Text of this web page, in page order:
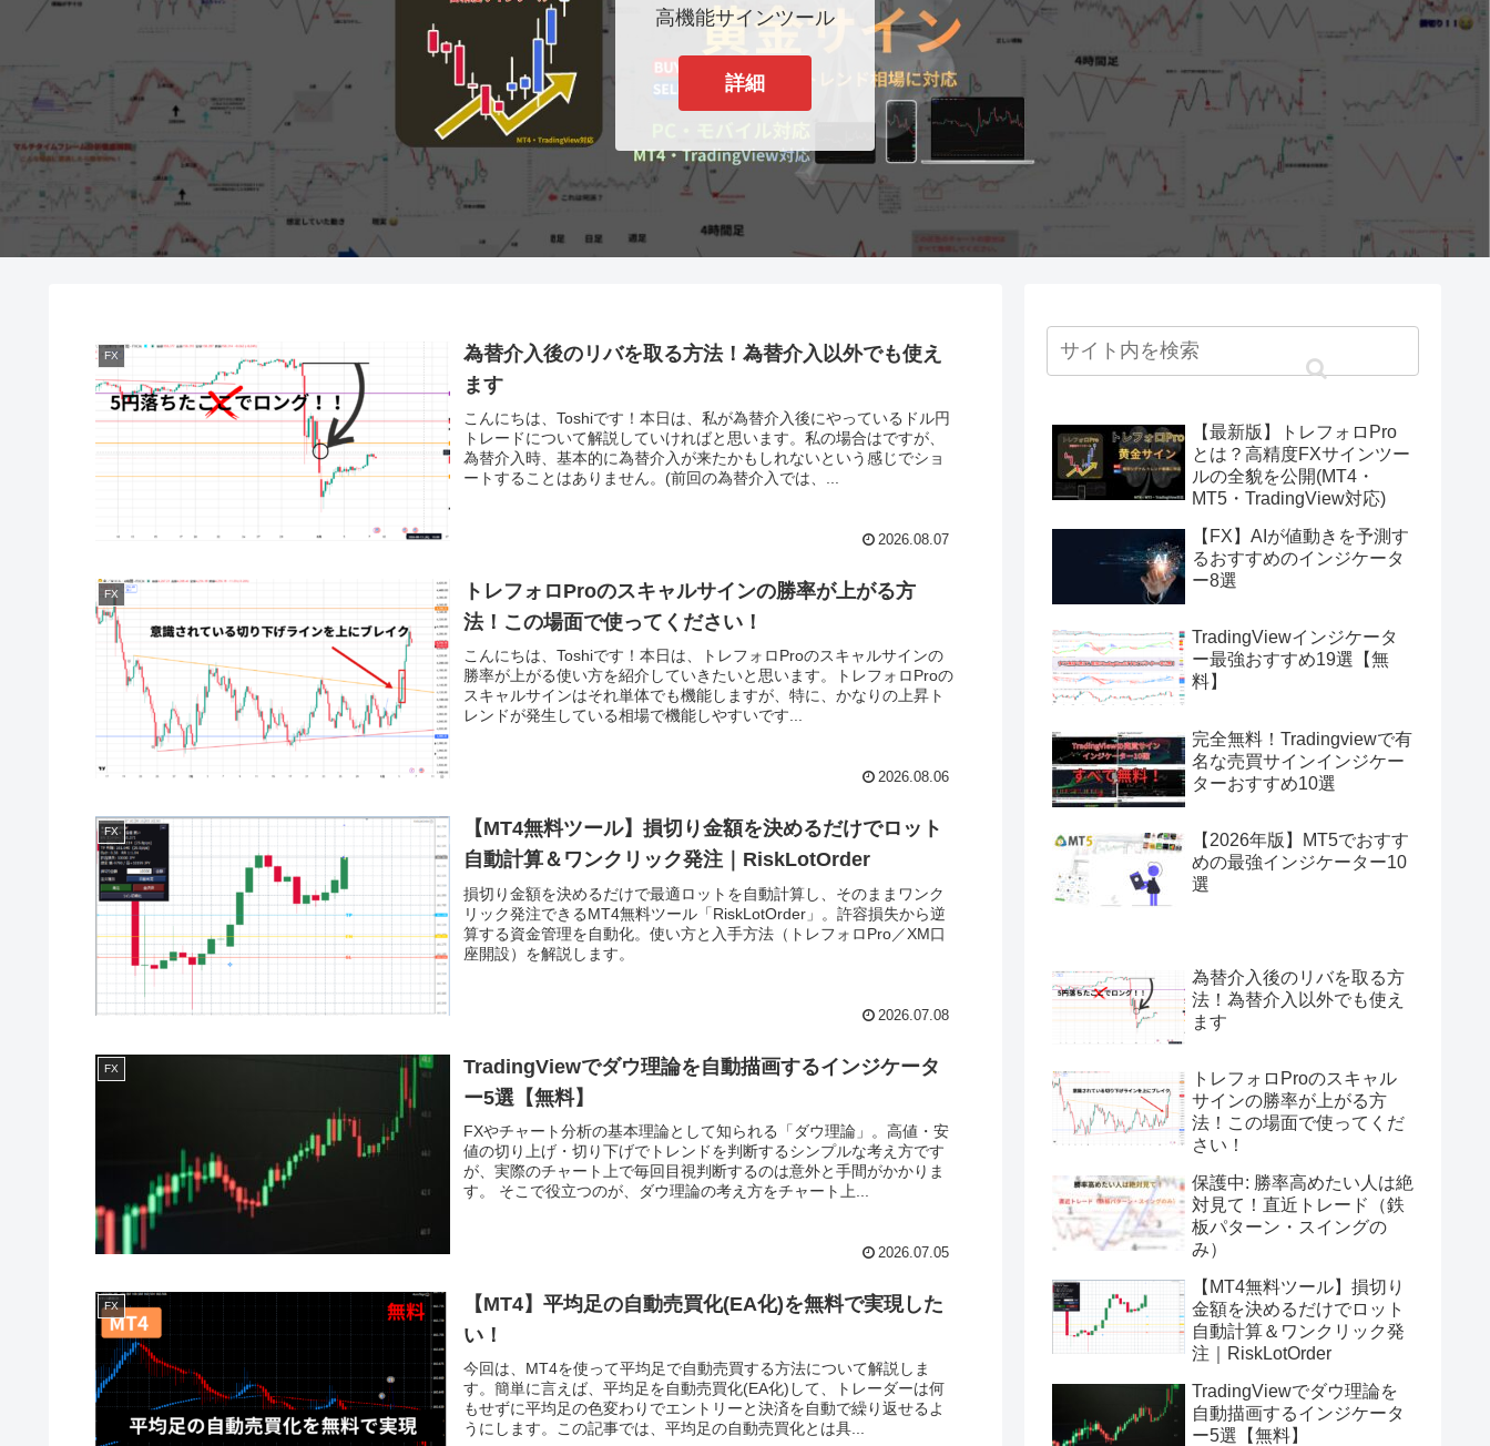
高機能サインツール
詳細
FX
為替介入後のリバを取る方法！為替介入以外でも使え
ます
こんにちは、Toshiです！本日は、私が為替介入後にやっているドル円
トレードについて解説していければと思います。私の場合はですが、
為替介入時、基本的に為替介入が来たかもしれないという感じでショ
ートすることはありません。(前回の為替介入では、...
2026.08.07
FX
トレフォロProのスキャルサインの勝率が上がる方
法！この場面で使ってください！
こんにちは、Toshiです！本日は、トレフォロProのスキャルサインの
勝率が上がる使い方を紹介していきたいと思います。トレフォロProの
スキャルサインはそれ単体でも機能しますが、特に、かなりの上昇ト
レンドが発生している相場で機能しやすいです...
2026.08.06
FX
【MT4無料ツール】損切り金額を決めるだけでロット
自動計算＆ワンクリック発注｜RiskLotOrder
損切り金額を決めるだけで最適ロットを自動計算し、そのままワンク
リック発注できるMT4無料ツール「RiskLotOrder」。許容損失から逆
算する資金管理を自動化。使い方と入手方法（トレフォロPro／XM口
座開設）を解説します。
2026.07.08
FX
TradingViewでダウ理論を自動描画するインジケータ
ー5選【無料】
FXやチャート分析の基本理論として知られる「ダウ理論」。高値・安
値の切り上げ・切り下げでトレンドを判断するシンプルな考え方です
が、実際のチャート上で毎回目視判断するのは意外と手間がかかりま
す。 そこで役立つのが、ダウ理論の考え方をチャート上...
2026.07.05
FX
【MT4】平均足の自動売買化(EA化)を無料で実現した
い！
今回は、MT4を使って平均足で自動売買する方法について解説しま
す。簡単に言えば、平均足を自動売買化(EA化)して、トレーダーは何
もせずに平均足の色変わりでエントリーと決済を自動で繰り返せるよ
うにします。この記事では、平均足の自動売買化とは具...
【最新版】トレフォロPro
とは？高精度FXサインツー
ルの全貌を公開(MT4・
MT5・TradingView対応)
【FX】AIが値動きを予測す
るおすすめのインジケータ
ー8選
TradingViewインジケータ
ー最強おすすめ19選【無
料】
完全無料！Tradingviewで有
名な売買サインインジケー
ターおすすめ10選
【2026年版】MT5でおすす
めの最強インジケーター10
選
為替介入後のリバを取る方
法！為替介入以外でも使え
ます
トレフォロProのスキャル
サインの勝率が上がる方
法！この場面で使ってくだ
さい！
保護中: 勝率高めたい人は絶
対見て！直近トレード（鉄
板パターン・スイングの
み）
【MT4無料ツール】損切り
金額を決めるだけでロット
自動計算＆ワンクリック発
注｜RiskLotOrder
TradingViewでダウ理論を
自動描画するインジケータ
ー5選【無料】